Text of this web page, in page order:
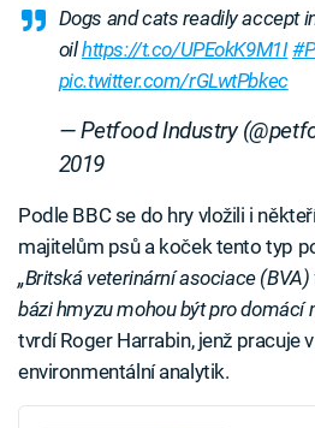
Dogs and cats readily accept
oilhttps://t.co/UPEokK9M1I
pic.twitter.com/rGLwtPbkec
— Petfood Industry
2019
Podle BBC se do hry vložili i
majitelům psů a koček tento typ
„Britská veterinární asociace (BVA)
bázi hmyzu mohou být pro domácí
tvrdí Roger Harrabin, jenž pracuje
environmentální analytik.